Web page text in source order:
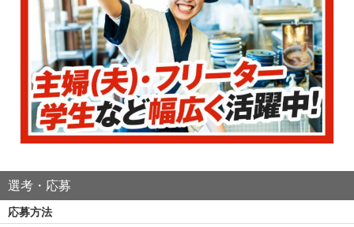
選考・応募
応募方法